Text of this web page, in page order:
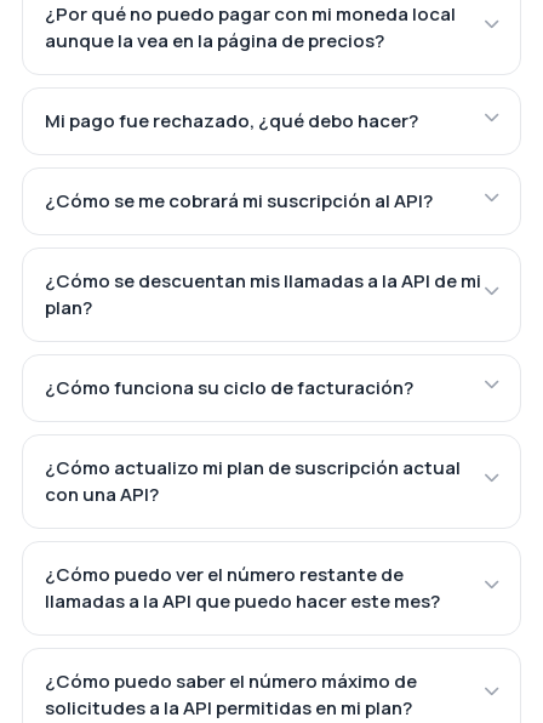
¿Por qué no puedo pagar con mi moneda local
aunque la vea en la página de precios?
Mi pago fue rechazado, ¿qué debo hacer?
¿Cómo se me cobrará mi suscripción al API?
¿Cómo se descuentan mis llamadas a la API de mi
plan?
¿Cómo funciona su ciclo de facturación?
¿Cómo actualizo mi plan de suscripción actual
con una API?
¿Cómo puedo ver el número restante de
llamadas a la API que puedo hacer este mes?
¿Cómo puedo saber el número máximo de
solicitudes a la API permitidas en mi plan?